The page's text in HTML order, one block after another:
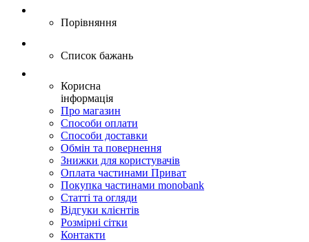
Порівняння
Список бажань
Корисна
інформація
Про магазин
Способи оплати
Способи доставки
Обмін та повернення
Знижки для користувачів
Оплата частинами Приват
Покупка частинами monobank
Статті та огляди
Відгуки клієнтів
Розмірні сітки
Контакти